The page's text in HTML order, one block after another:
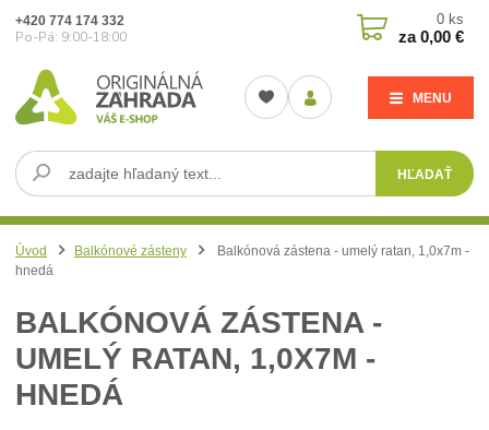
MENU
HĽADAŤ
+420 774 174 332
Po-Pá: 9:00-18:00
0 ks
za0,00 €
Úvod Balkónové zásteny
Balkónová zástena - umelý ratan, 1,0x7m -
hnedá
BALKÓNOVÁ ZÁSTENA -
UMELÝ RATAN, 1,0X7M -
HNEDÁ